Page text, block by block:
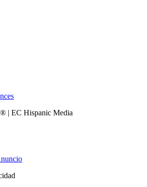
| EC Hispanic Media